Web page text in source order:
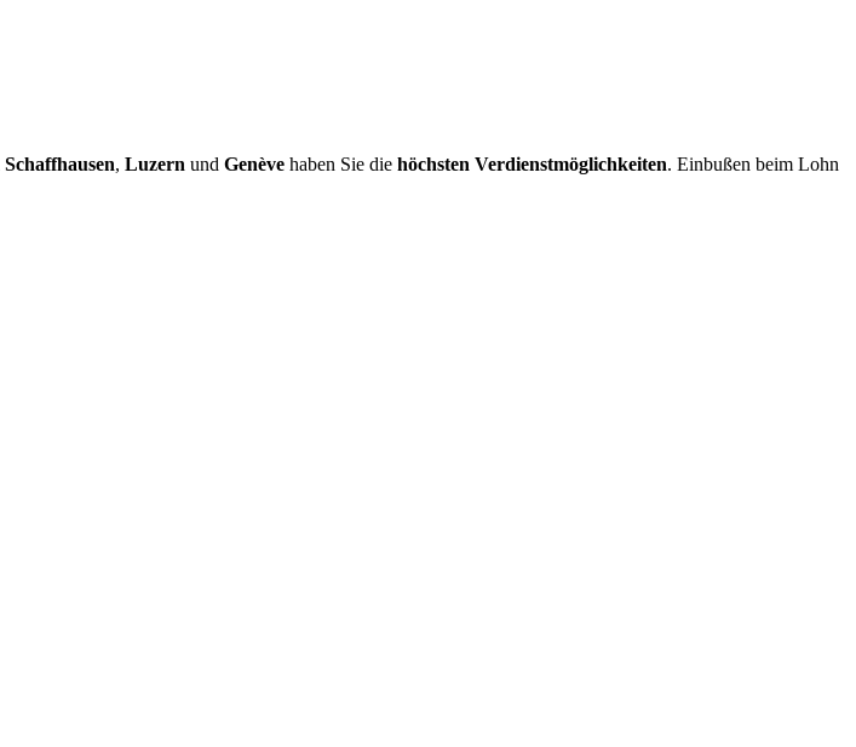
Schaffhausen, Luzern und Genève haben Sie die höchsten Verdienstmöglichkeiten. Einbußen beim Lohn